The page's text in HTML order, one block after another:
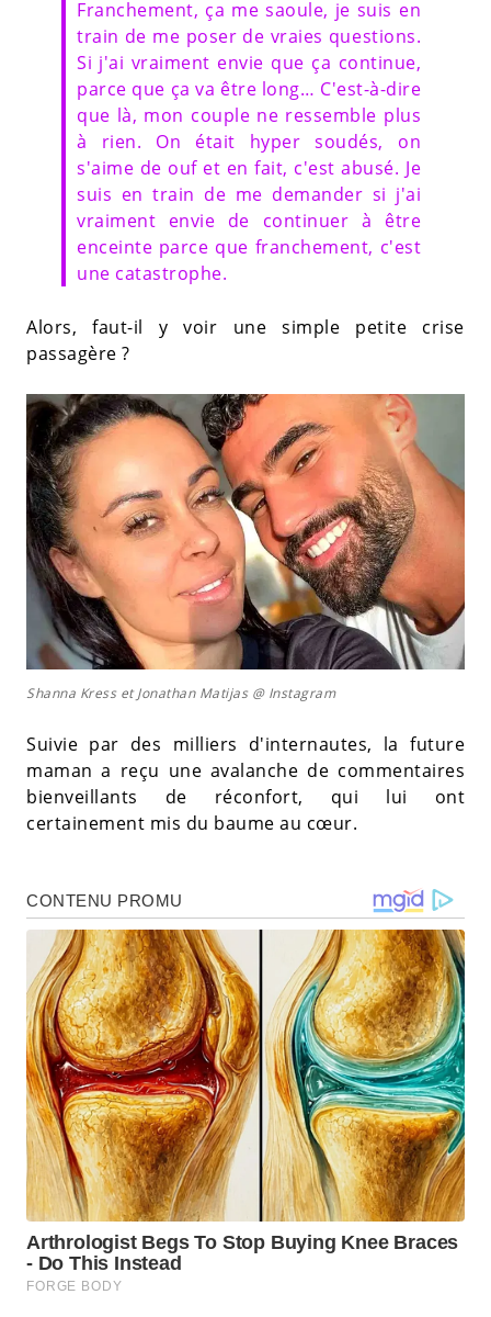
Franchement, ça me saoule, je suis en
train de me poser de vraies questions.
Si j'ai vraiment envie que ça continue,
parce que ça va être long… C'est-à-dire
que là, mon couple ne ressemble plus
à rien. On était hyper soudés, on
s'aime de ouf et en fait, c'est abusé. Je
suis en train de me demander si j'ai
vraiment envie de continuer à être
enceinte parce que franchement, c'est
une catastrophe.
Alors, faut-il y voir une simple petite crise
passagère ?
Shanna Kress et Jonathan Matijas @ Instagram
Suivie par des milliers d'internautes, la future
maman a reçu une avalanche de commentaires
bienveillants de réconfort, qui lui ont
certainement mis du baume au cœur.